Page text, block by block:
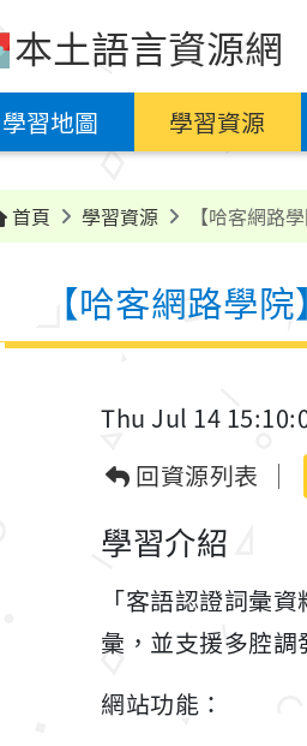
本土語言資源網
學習地圖 學習資源
首頁 學習資源 【哈客網路
【哈客網路學
Thu Jul 14
回資源列表
學習介紹
「客語認證詞彙
彙，並支援多腔調
網站功能：